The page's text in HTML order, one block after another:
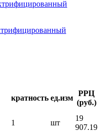
кратность ед.изм
РРЦ
(руб.)
1 шт
19
907.19